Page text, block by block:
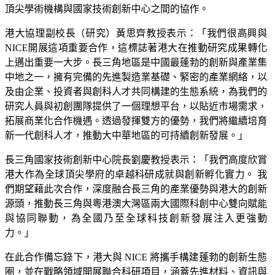
頂尖學術機構與國家技術創新中心之間的協作。
港大協理副校長（研究）黃思齊教授表示：「我們很高興與
NICE開展這項重要合作，這標誌著港大在推動研究成果轉化
上邁出重要一大步。長三角地區是中國最蓬勃的創新與產業集
中地之一，擁有完備的先進製造業基礎、緊密的產業網絡，以
及由企業、投資者與創科人才共同構建的生態系統，為我們的
研究人員與初創團隊提供了一個理想平台，以貼近市場需求，
拓展商業化合作機遇。透過發揮雙方的優勢，我們將繼續培育
新一代創科人才，推動大中華地區的可持續創新發展。」
長三角國家技術創新中心院長劉慶教授表示：「我們高度欣賞
港大作為全球頂尖學府的卓越科研成就與創新孵化實力。 我
們期望藉此次合作，深度融合長三角的產業優勢與港大的創新
源頭，推動長三角與粵港澳大灣區兩大國際科創中心雙向賦能
與協同聯動，為全國乃至全球科技創新發展注入更強動
力。」
在此合作備忘錄下，港大與 NICE 將攜手構建蓬勃的創新生態
圈，並在戰略領域開展聯合科研項目，涵蓋先進材料、資訊與